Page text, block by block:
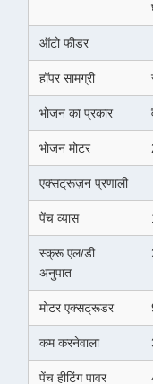
ऑटो फीडर
हॉपर सामग्री
भोजन का प्रकार
भोजन मोटर
एक्सट्रूज़न प्रणाली
पेंच व्यास
स्क्रू एल/डी
अनुपात
मोटर एक्सट्रूडर
कम करनेवाला
पेंच हीटिंग पावर